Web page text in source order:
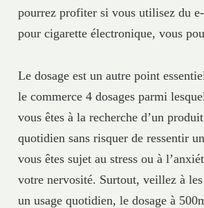
pourrez profiter si vous utilisez du
pour cigarette électronique, vous
Le dosage est un autre point
le commerce 4 dosages parmi
vous êtes à la recherche d’un
quotidien sans risquer de ressentir
vous êtes sujet au stress ou à
votre nervosité. Surtout, veillez à
un usage quotidien, le dosage à